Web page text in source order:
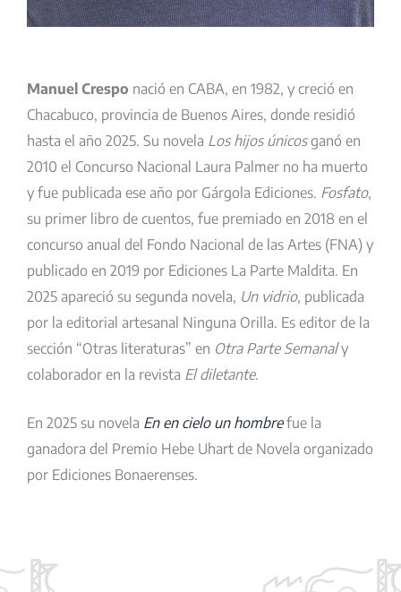
Manuel Crespo nació en CABA, en 1982, y creció en
Chacabuco, provincia de Buenos Aires, donde residió
hasta el año 2025. Su novela Los hijos únicosganó en
2010 el Concurso Nacional Laura Palmer no ha muerto
y fue publicada ese año por Gárgola Ediciones. Fosfato,
su primer libro de cuentos, fue premiado en 2018 en el
concurso anual del Fondo Nacional de las Artes (FNA) y
publicado en 2019 por Ediciones La Parte Maldita. En
2025 apareció su segunda novela, Un vidrio, publicada
por la editorial artesanal Ninguna Orilla. Es editor de la
sección “Otras literaturas” en Otra Parte Semanaly
colaborador en la revista El diletante.
En 2025 su novela En en cielo un hombrefue la
ganadora del Premio Hebe Uhart de Novela organizado
por Ediciones Bonaerenses.